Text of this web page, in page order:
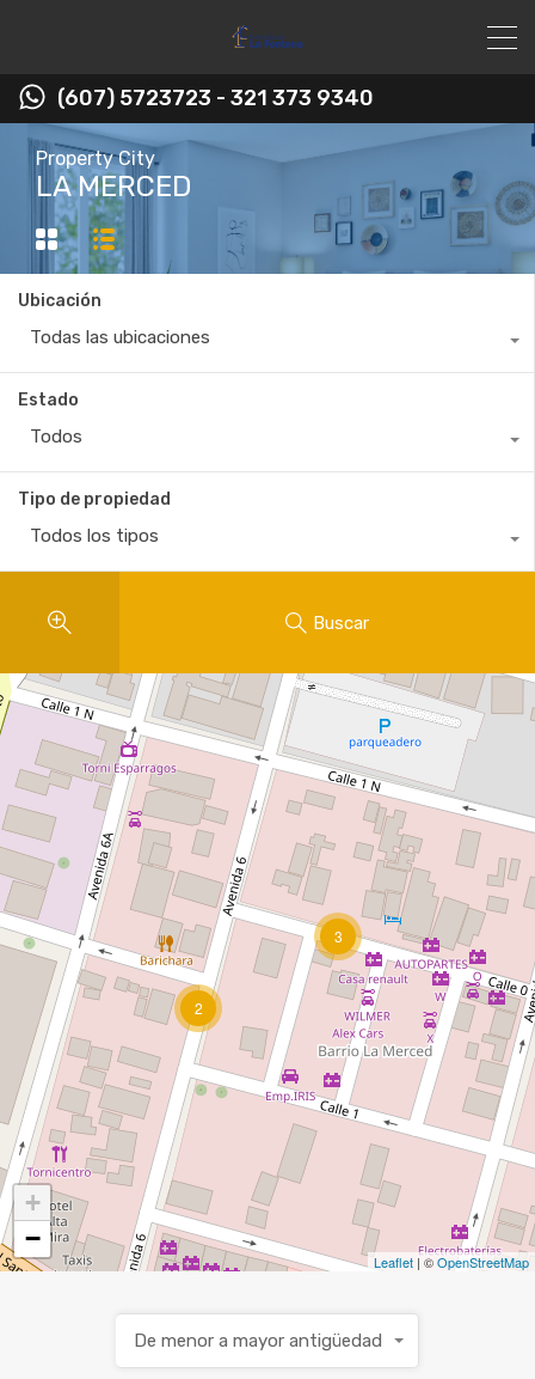
(607) 5723723 - 321 373 9340
Property City
LA MERCED
Ubicación
Todas las ubicaciones
Estado
Todos
Tipo de propiedad
Todos los tipos
Buscar
2
3
+
−
Leaflet | ©OpenStreetMap
De menor a mayor antigüedad